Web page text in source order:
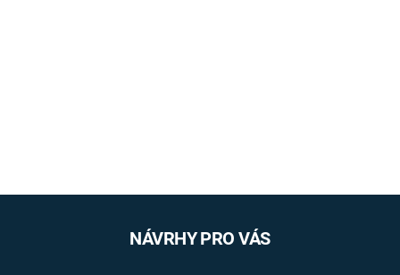
NÁVRHY PRO VÁS